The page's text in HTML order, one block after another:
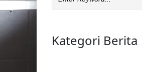
Kategori Berita